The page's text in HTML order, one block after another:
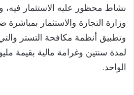
نشاط محظور عليه الاستثمار فيه،
وزارة التجارة والاستثمار بمباشرة
وتطبيق أنظمة مكافحة التستر
لمدة سنتين وغرامة مالية بقيمة
الواحد.